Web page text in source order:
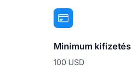
Minimum kifizetés
100 USD